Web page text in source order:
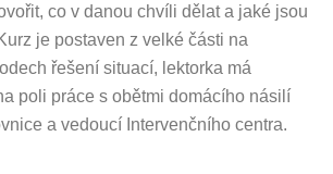
co v danou chvíli dělat a jaké jsou
je postaven z velké části na
řešení situací, lektorka má
poli práce s obětmi domácího násilí
a vedoucí Intervenčního centra.